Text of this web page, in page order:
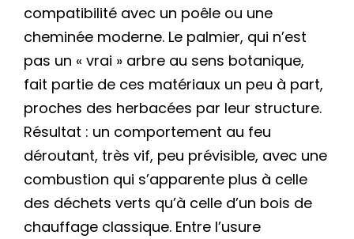
compatibilité avec un poêle ou une
cheminée moderne. Le palmier, qui n’est
pas un « vrai » arbre au sens botanique,
fait partie de ces matériaux un peu à part,
proches des herbacées par leur structure.
Résultat : un comportement au feu
déroutant, très vif, peu prévisible, avec une
combustion qui s’apparente plus à celle
des déchets verts qu’à celle d’un bois de
chauffage classique. Entre l’usure